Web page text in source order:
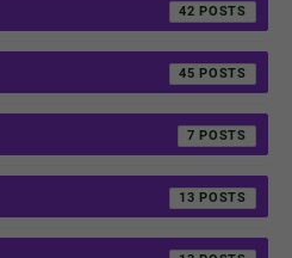
42
45
7
13